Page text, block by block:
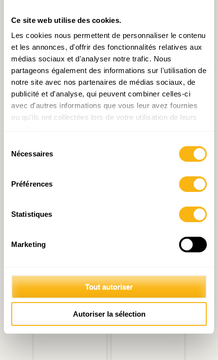
Ce site web utilise des cookies.
Les cookies nous permettent de personnaliser le contenu
et les annonces, d'offrir des fonctionnalités relatives aux
médias sociaux et d'analyser notre trafic. Nous
partageons également des informations sur l'utilisation de
notre site avec nos partenaires de médias sociaux, de
publicité et d'analyse, qui peuvent combiner celles-ci
avec d'autres informations que vous leur avez fournies
ou qu'ils ont collectées lors de votre utilisation de leurs
Nécessaires
Préférences
Statistiques
Marketing
Tout autoriser
Autoriser la sélection
être profondément renforcée.
Télécharger le Consensus économique
English version
Avis Annuel 2025 :
Déboussolés !
Economic Consensus :
Lost in Transition